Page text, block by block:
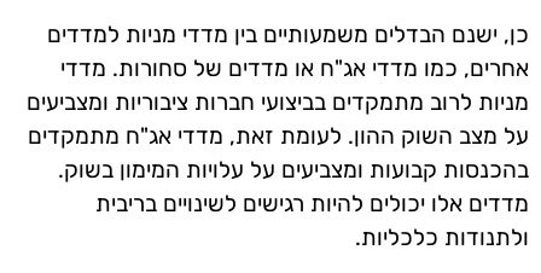
כן, ישנם הבדלים משמעותיים בין מדדי מניות למדדים
אחרים, כמו מדדי אג"ח או מדדים של סחורות. מדדי
מניות לרוב מתמקדים בביצועי חברות ציבוריות ומצביעים
על מצב השוק ההון. לעומת זאת, מדדי אג"ח מתמקדים
בהכנסות קבועות ומצביעים על עלויות המימון בשוק.
מדדים אלו יכולים להיות רגישים לשינויים בריבית
ולתנודות כלכליות.